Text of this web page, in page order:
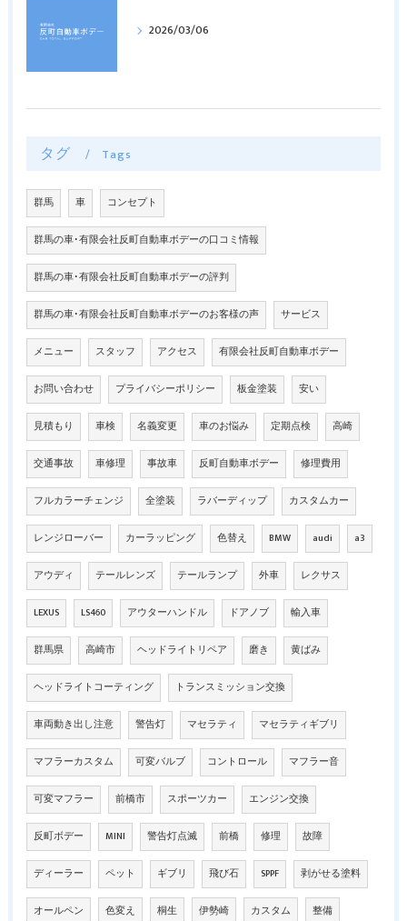
2026/03/06
タグ Tags
群馬 車 コンセプト
群馬の車･有限会社反町自動車ボデーの口コミ情報
群馬の車･有限会社反町自動車ボデーの評判
群馬の車･有限会社反町自動車ボデーのお客様の声 サービス
メニュー スタッフ アクセス 有限会社反町自動車ボデー
お問い合わせ プライバシーポリシー 板金塗装 安い
見積もり 車検 名義変更 車のお悩み 定期点検 高崎
交通事故 車修理 事故車 反町自動車ボデー 修理費用
フルカラーチェンジ 全塗装 ラバーディップ カスタムカー
レンジローバー カーラッピング 色替え BMW audi a3
アウディ テールレンズ テールランプ 外車 レクサス
LEXUS LS460 アウターハンドル ドアノブ 輸入車
群馬県 高崎市 ヘッドライトリペア 磨き 黄ばみ
ヘッドライトコーティング トランスミッション交換
車両動き出し注意 警告灯 マセラティ マセラティギブリ
マフラーカスタム 可変バルブ コントロール マフラー音
可変マフラー 前橋市 スポーツカー エンジン交換
反町ボデー MINI 警告灯点滅 前橋 修理 故障
ディーラー ペット ギブリ 飛び石 SPPF 剥がせる塗料
オールペン 色変え 桐生 伊勢崎 カスタム 整備